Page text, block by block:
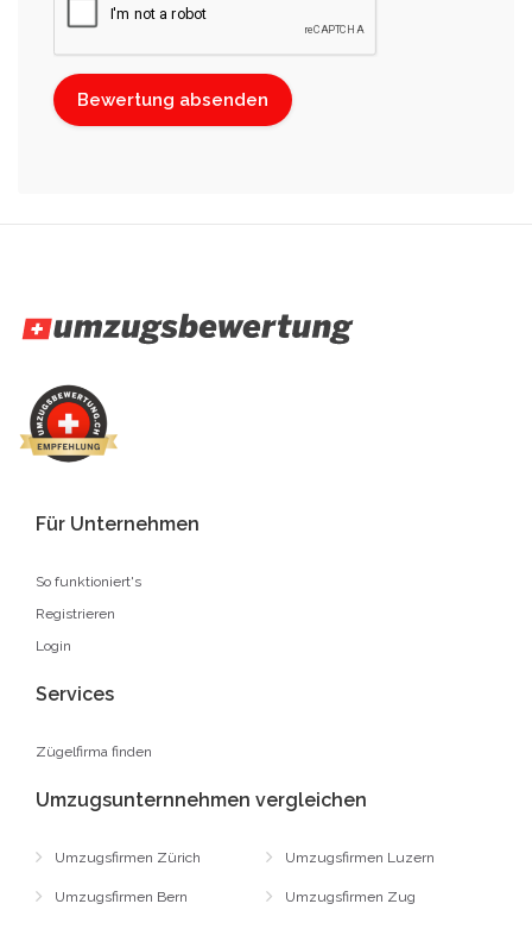
Für Unternehmen
So funktioniert's
Registrieren
Login
Services
Zügelfirma finden
Umzugsunternnehmen vergleichen
Umzugsfirmen Zürich
Umzugsfirmen Bern
Umzugsfirmen Luzern
Umzugsfirmen Zug